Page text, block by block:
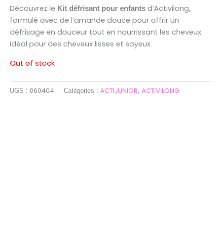
Découvrez le Kit défrisant pour enfants d’Activilong,
formulé avec de l’amande douce pour offrir un
défrisage en douceur tout en nourrissant les cheveux.
Idéal pour des cheveux lisses et soyeux.
Out of stock
UGS : 060404 Catégories : ACTIJUNIOR ACTIVILONG